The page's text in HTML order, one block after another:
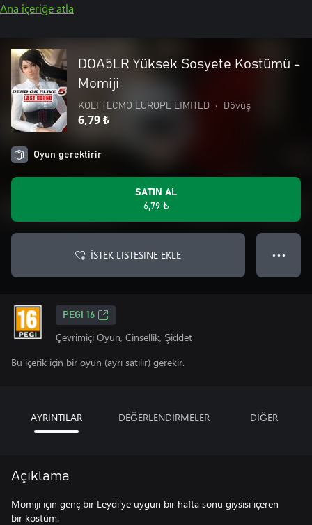
Ana içeriğe atla
DOA5LR Yüksek Sosyete Kostümü -
Momiji
KOEI TECMO EUROPE LIMITED • Dövüş
6,79 ₺
Oyun gerektirir
SATIN AL
6,79 ₺
İSTEK LISTESINE EKLE ● ● ●
PEGI 16
Çevrimiçi Oyun, Cinsellik, Şiddet
Bu içerik için bir oyun (ayrı satılır) gerekir.
AYRINTILAR DEĞERLENDİRMELER DİĞER
Açıklama
Momiji için genç bir Leydi'ye uygun bir hafta sonu giysisi içeren
bir kostüm.